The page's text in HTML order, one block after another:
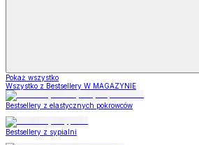
Pokaż wszystko
Wszystko z Bestsellery W MAGAZYNIE
Bestsellery z elastycznych pokrowców
Bestsellery z sypialni